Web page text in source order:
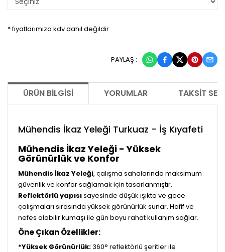
* fiyatlarımıza kdv dahil değildir
PAYLAŞ :
ÜRÜN BILGISI YORUMLAR TAKSIT
Mühendis İkaz Yeleği Turkuaz - İş Kıyafeti
Mühendis İkaz Yeleği - Yüksek
Görünürlük ve Konfor
Mühendis İkaz Yeleği, çalışma sahalarında maksimum
güvenlik ve konfor sağlamak için tasarlanmıştır.
Reflektörlü yapısısayesinde düşük ışıkta ve gece
çalışmaları sırasında yüksek görünürlük sunar. Hafif ve
nefes alabilir kumaşı ile gün boyu rahat kullanım sağlar.
Öne Çıkan Özellikler:
*Yüksek Görünürlük:360° reflektörlü şeritler ile